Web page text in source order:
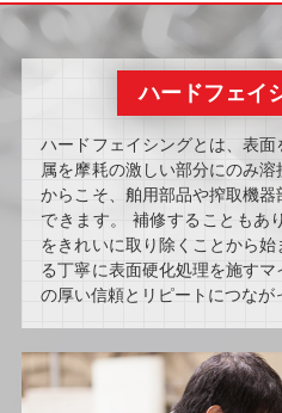
ハードフェイ
ハードフェイシングとは、表
属を摩耗の激しい部分にのみ
からこそ、舶用部品や搾取機
できます。 補修することもあ
をきれいに取り除くことから
る丁寧に表面硬化処理を施す
の厚い信頼とリピートにつなが